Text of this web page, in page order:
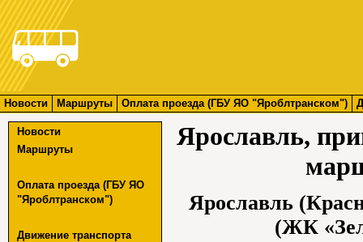
Новости Маршруты Оплата проезда (ГБУ ЯО "Яроблтранском")
Новости
Маршруты
Оплата проезда (ГБУ ЯО
"Яроблтранском")
Движение транспорта
Ярославль,
Ярославль
(ЖК